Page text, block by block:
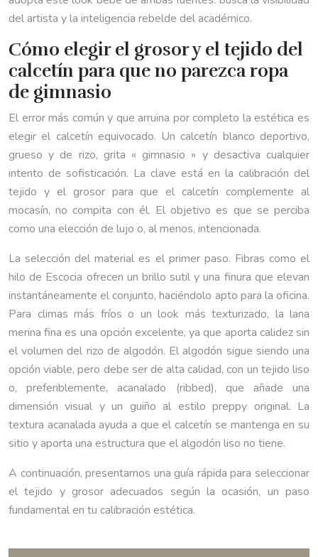
del artista y la inteligencia rebelde del académico.
Cómo elegir el grosor y el tejido del
calcetín para que no parezca ropa
de gimnasio
El error más común y que arruina por completo la estética es
elegir el calcetín equivocado. Un calcetín blanco deportivo,
grueso y de rizo, grita « gimnasio » y desactiva cualquier
intento de sofisticación. La clave está en la calibración del
tejido y el grosor para que el calcetín complemente al
mocasín, no compita con él. El objetivo es que se perciba
como una elección de lujo o, al menos, intencionada.
La selección del material es el primer paso. Fibras como el
hilo de Escocia ofrecen un brillo sutil y una finura que elevan
instantáneamente el conjunto, haciéndolo apto para la oficina.
Para climas más fríos o un look más texturizado, la lana
merina fina es una opción excelente, ya que aporta calidez sin
el volumen del rizo de algodón. El algodón sigue siendo una
opción viable, pero debe ser de alta calidad, con un tejido liso
o, preferiblemente, acanalado (ribbed), que añade una
dimensión visual y un guiño al estilo preppy original. La
textura acanalada ayuda a que el calcetín se mantenga en su
sitio y aporta una estructura que el algodón liso no tiene.
A continuación, presentamos una guía rápida para seleccionar
el tejido y grosor adecuados según la ocasión, un paso
fundamental en tu calibración estética.